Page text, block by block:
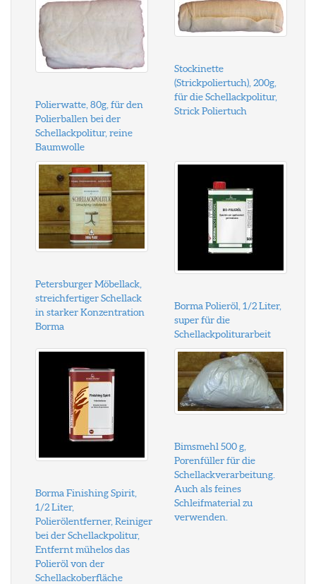
Polierwatte, 80g, für den
Polierballen bei der
Schellackpolitur, reine
Baumwolle
Stockinette
(Strickpoliertuch), 200g,
für die Schellackpolitur,
Strick Poliertuch
Petersburger Möbellack,
streichfertiger Schellack
in starker Konzentration
Borma
Borma Polieröl, 1/2 Liter,
super für die
Schellackpoliturarbeit
Borma Finishing Spirit,
1/2 Liter,
Polierölentferner, Reiniger
bei der Schellackpolitur,
Entfernt mühelos das
Polieröl von der
Schellackoberfläche
Bimsmehl 500 g,
Porenfüller für die
Schellackverarbeitung.
Auch als feines
Schleifmaterial zu
verwenden.